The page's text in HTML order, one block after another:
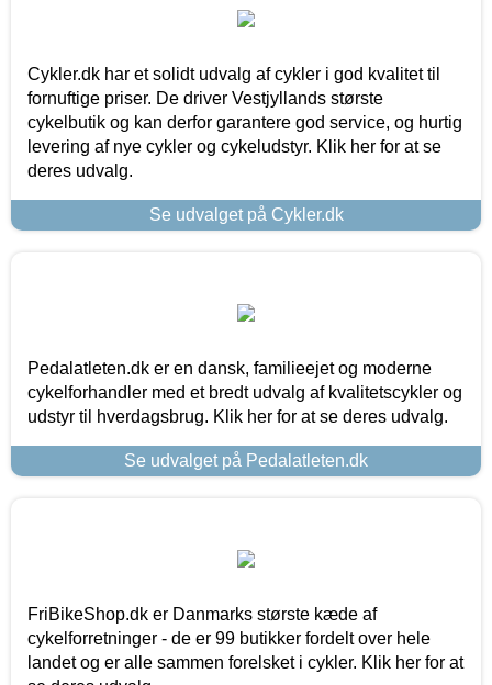
Cykler.dk har et solidt udvalg af cykler i god kvalitet til
fornuftige priser. De driver Vestjyllands største
cykelbutik og kan derfor garantere god service, og hurtig
levering af nye cykler og cykeludstyr. Klik her for at se
deres udvalg.
Se udvalget på Cykler.dk
Pedalatleten.dk er en dansk, familieejet og moderne
cykelforhandler med et bredt udvalg af kvalitetscykler og
udstyr til hverdagsbrug. Klik her for at se deres udvalg.
Se udvalget på Pedalatleten.dk
FriBikeShop.dk er Danmarks største kæde af
cykelforretninger - de er 99 butikker fordelt over hele
landet og er alle sammen forelsket i cykler. Klik her for at